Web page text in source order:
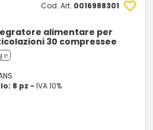
Cod. Art. 0016988301
alimentare per
30 compressee
℮
8 pz -IVA 10%